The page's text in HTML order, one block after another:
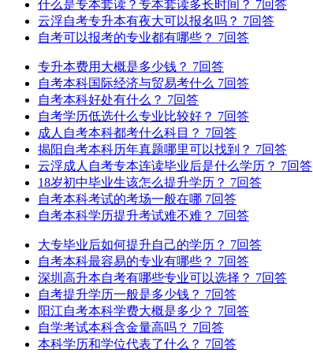
什么是专本套读？专本套读多长时间？ 7回答
云浮自考专升本有夜大可以报名吗？ 7回答
自考可以报考的专业都有哪些？ 7回答
专升本费用大概是多少钱？ 7回答
自考本科国际经济与贸易考什么 7回答
自考本科好处有什么？ 7回答
自考学历低选什么专业比较好？ 7回答
成人自考本科都考什么科目？ 7回答
揭阳自考本科历年真题哪里可以找到？ 7回答
云浮成人自考专本连读毕业后是什么学历？ 7回答
18岁初中毕业生该怎么提升学历？ 7回答
自考本科考试的考场一般在哪 7回答
自考本科学历提升考试难不难？ 7回答
大专毕业后如何提升自己的学历？ 7回答
自考本科最容易的专业有哪些？ 7回答
深圳高升本自考有哪些专业可以选择？ 7回答
自考提升学历一般是多少钱？ 7回答
阳江自考本科学费大概是多少？ 7回答
自学考试本科含金量高吗？ 7回答
本科学历和学位代表了什么？ 7回答